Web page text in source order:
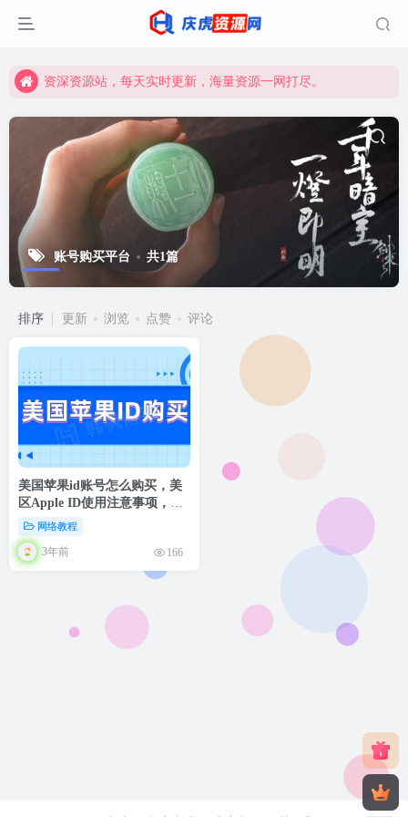
资深资源站，每天实时更新，海量资源一网打尽。
资深资源站，每天实时更新，海量资源一网打尽。
账号购买平台 共1篇
排序 更新 浏览 点赞 评论
美国苹果id账号怎么购买，美
区Apple ID使用注意事项，看
过来！网络教程
3年前 166